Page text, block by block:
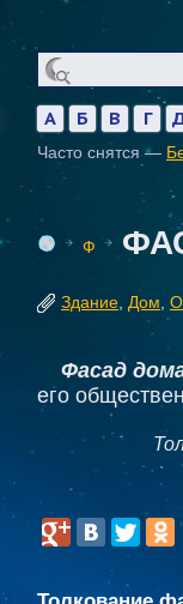
А Б В Г
Часто снятся —
Ф
Здание Дом
Фасад
его